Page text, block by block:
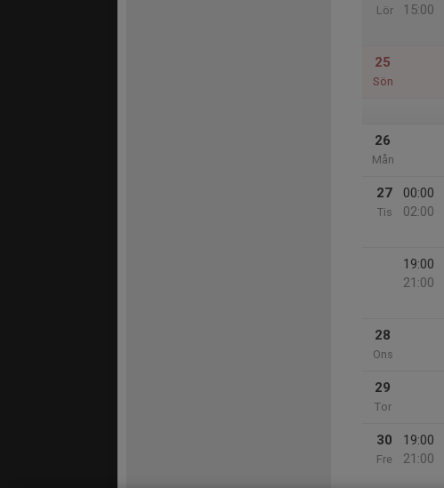
Lör
15:00
25
Sön
26
Mån
27
Tis
00:00
02:00
19:00
21:00
28
Ons
29
Tor
30
Fre
19:00
21:00